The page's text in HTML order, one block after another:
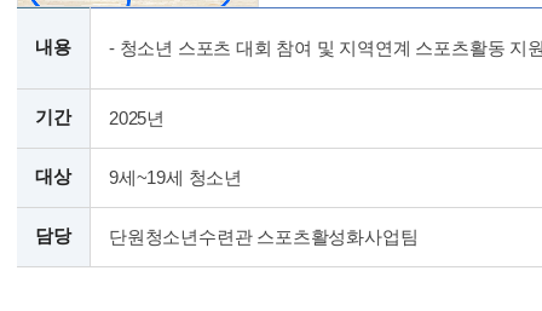
내용 - 청소년 스포츠 대회 참여 및 지역연계 스포츠활동 지
기간 2025년
대상 9세~19세 청소년
담당 단원청소년수련관 스포츠활성화사업팀